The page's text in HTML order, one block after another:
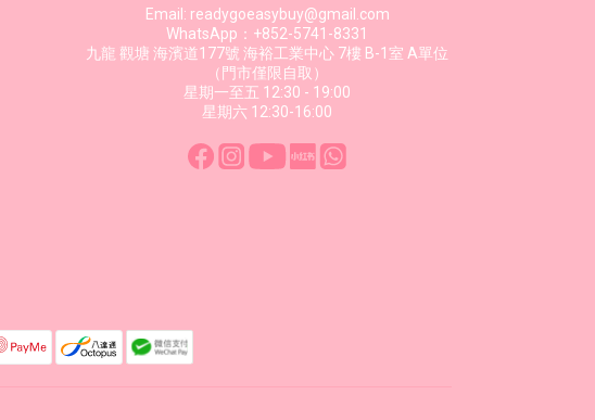
Email: readygoeasybuy@gmail.com
WhatsApp：+852-5741-8331
九龍 觀塘 海濱道177號 海裕工業中心 7樓 B-1室 A單位
（門市僅限自取）
星期一至五 12:30 - 19:00
星期六 12:30-16:00